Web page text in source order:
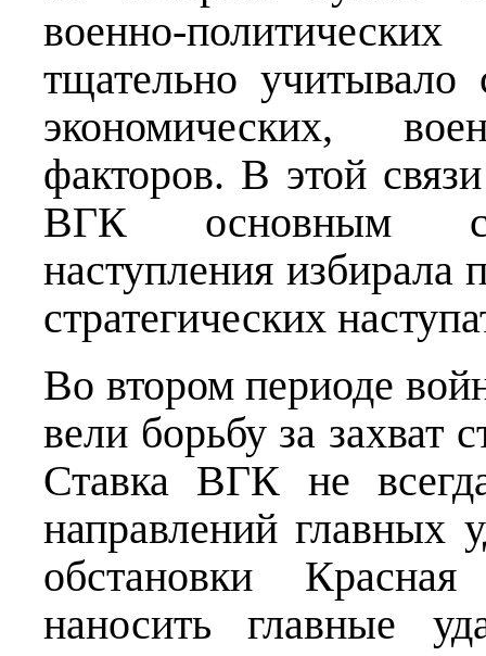
военно-
тщательно учитывало
экономических,
факторов. В этой
ВГК основным
наступления избирала
стратегических
Во втором периоде
вели борьбу за захват
Ставка ВГК не
направлений главных
обстановки
наносить главные